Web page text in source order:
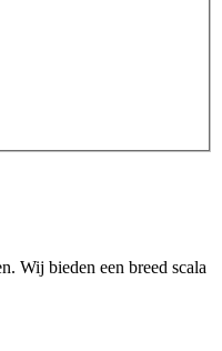
Wij bieden een breed scala